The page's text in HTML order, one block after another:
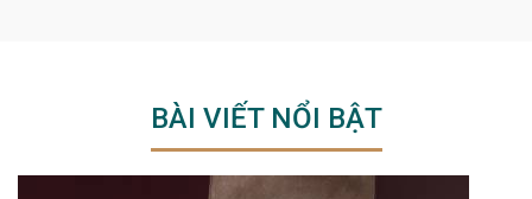
BÀI VIẾT NỔI BẬT